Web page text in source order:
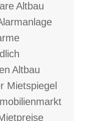
Altbau
Altbau
Mietspiegel